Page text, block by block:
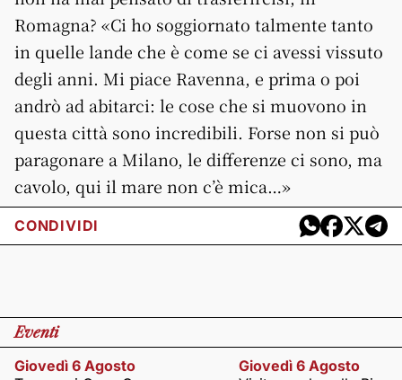
Romagna? «Ci ho soggiornato talmente tanto
in quelle lande che è come se ci avessi vissuto
degli anni. Mi piace Ravenna, e prima o poi
andrò ad abitarci: le cose che si muovono in
questa città sono incredibili. Forse non si può
paragonare a Milano, le differenze ci sono, ma
cavolo, qui il mare non c’è mica…»
CONDIVIDI
Eventi
Giovedì 6 Agosto
Giovedì 6 Agosto